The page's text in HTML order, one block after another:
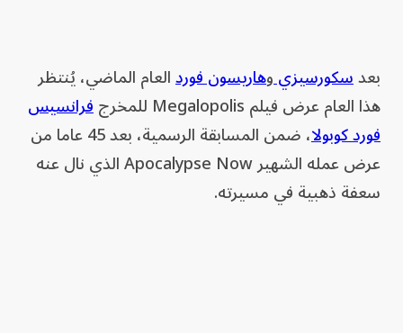
بعدسكورسيزيوهاريسون فوردالعام الماضي، يُنتظر
هذا العام عرض فيلم Megalopolis للمخرج
فرانسيس
فورد كوبولا
، ضمن المسابقة الرسمية، بعد 45 عاما من
عرض عمله الشهير Apocalypse Now الذي نال عنه
سعفة ذهبية في مسيرته.